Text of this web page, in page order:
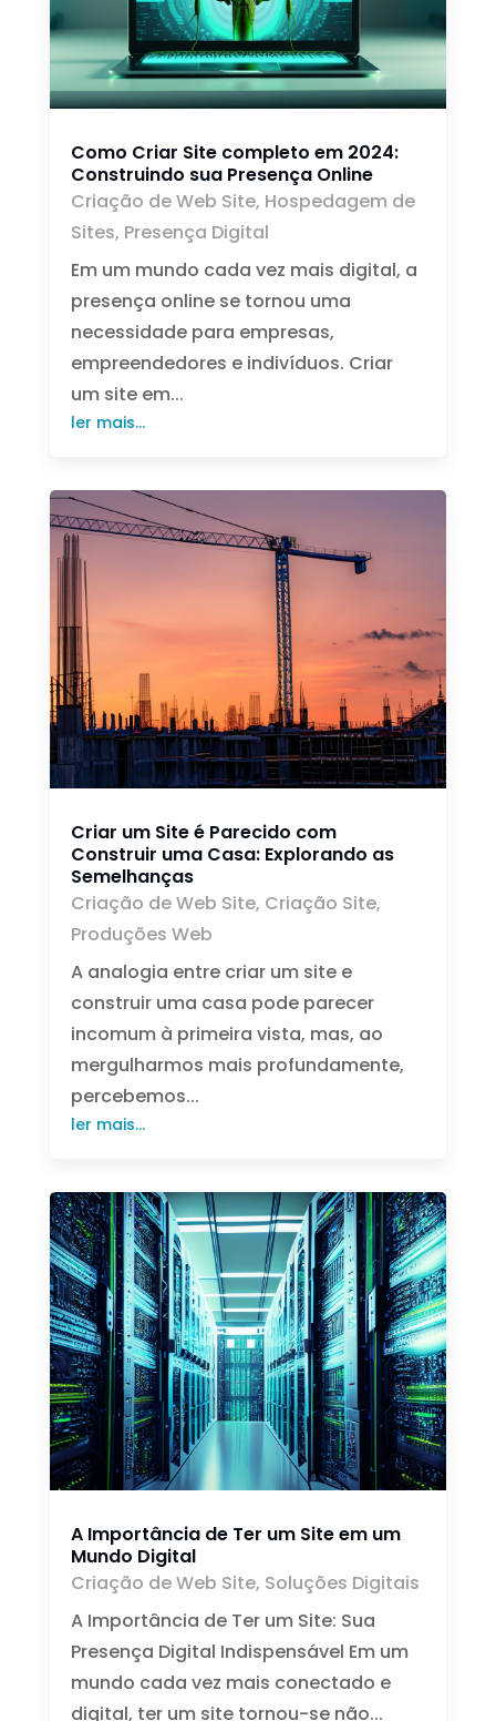
Como Criar Site completo em 2024:
Construindo sua Presença Online
Criação de Web Site, Hospedagem de
Sites, Presença Digital
Em um mundo cada vez mais digital, a
presença online se tornou uma
necessidade para empresas,
empreendedores e indivíduos. Criar
um site em...
ler mais...
Criar um Site é Parecido com
Construir uma Casa: Explorando as
Semelhanças
Criação de Web Site, Criação Site,
Produções Web
A analogia entre criar um site e
construir uma casa pode parecer
incomum à primeira vista, mas, ao
mergulharmos mais profundamente,
percebemos...
ler mais...
A Importância de Ter um Site em um
Mundo Digital
Criação de Web Site, Soluções Digitais
A Importância de Ter um Site: Sua
Presença Digital Indispensável Em um
mundo cada vez mais conectado e
digital, ter um site tornou-se não...